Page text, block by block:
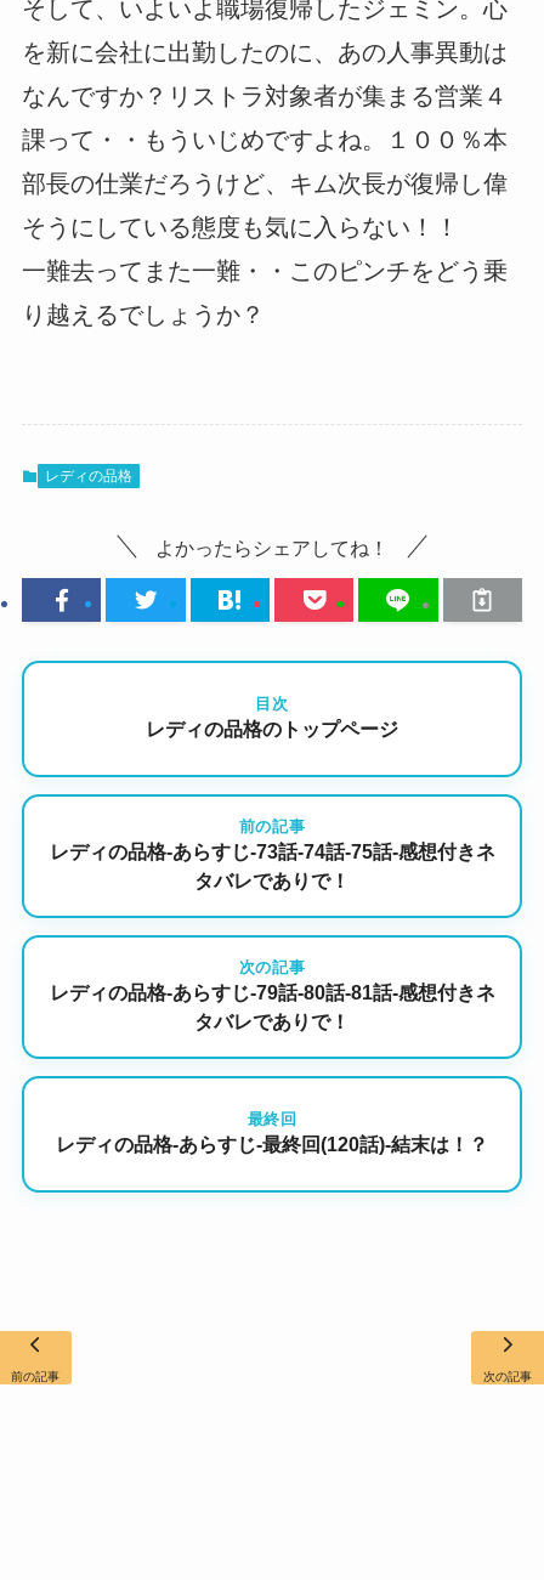
そして、いよいよ職場復帰したジェミン。心
を新に会社に出勤したのに、あの人事異動は
なんですか？リストラ対象者が集まる営業４
課って・・もういじめですよね。１００％本
部長の仕業だろうけど、キム次長が復帰し偉
そうにしている態度も気に入らない！！
一難去ってまた一難・・このピンチをどう乗
り越えるでしょうか？
レディの品格
よかったらシェアしてね！
目次
レディの品格のトップページ
前の記事
レディの品格-あらすじ-73話-74話-75話-感想付きネ
タバレでありで！
次の記事
レディの品格-あらすじ-79話-80話-81話-感想付きネ
タバレでありで！
最終回
レディの品格-あらすじ-最終回(120話)-結末は！？
前の記事 次の記事